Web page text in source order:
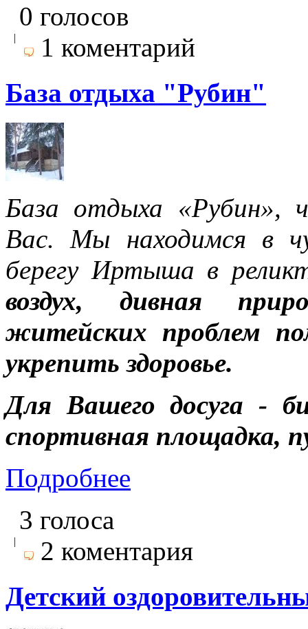
0 голосов
|
1 коментарий
База отдыха "Рубин"
База отдыха «Рубин»,
Вас. Мы находимся в
берегу Иртыша в
воздух, дивная
житейских проблем
укрепить здоровье.
Для Вашего досуга -
спортивная площадка,
Подробнее
3 голоса
|
2 коментария
Детский